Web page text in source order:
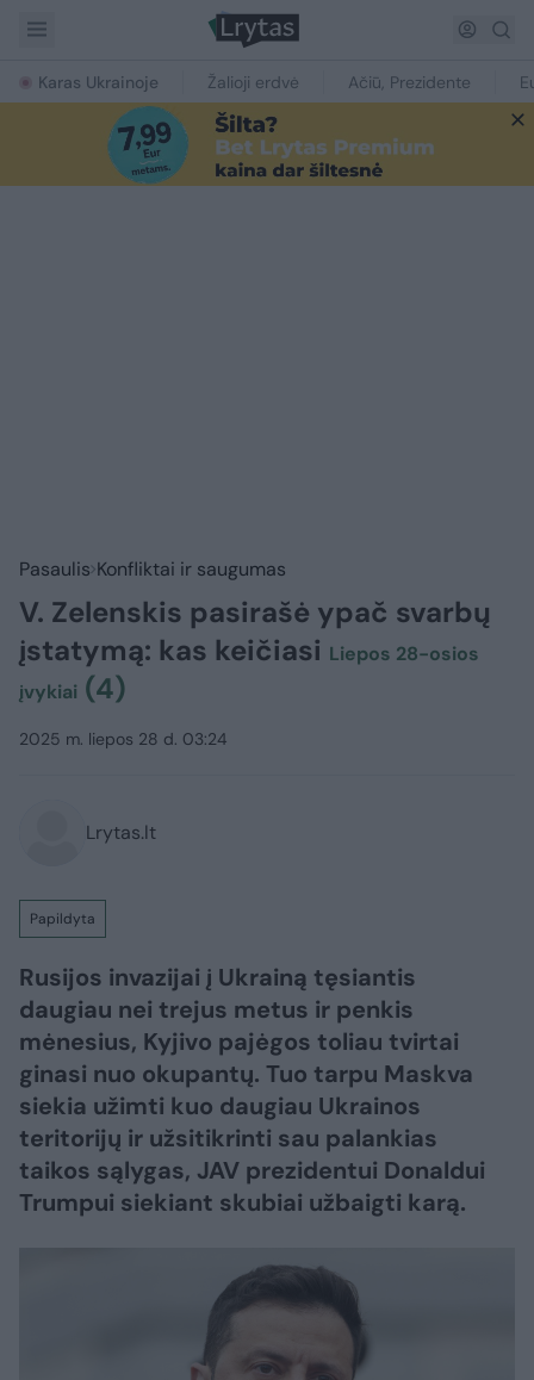
Karas Ukrainoje Žalioji erdvė Ačiū, Prezidente
Pasaulis Konfliktai ir saugumas
V. Zelenskis pasirašė ypač svarbų
įstatymą: kas keičiasi Liepos 28-osios
įvykiai (4)
2025 m. liepos 28 d. 03:24
Lrytas.lt
Papildyta
Rusijos invazijai į Ukrainą tęsiantis
daugiau nei trejus metus ir penkis
mėnesius, Kyjivo pajėgos toliau tvirtai
ginasi nuo okupantų. Tuo tarpu Maskva
siekia užimti kuo daugiau Ukrainos
teritorijų ir užsitikrinti sau palankias
taikos sąlygas, JAV prezidentui Donaldui
Trumpui siekiant skubiai užbaigti karą.